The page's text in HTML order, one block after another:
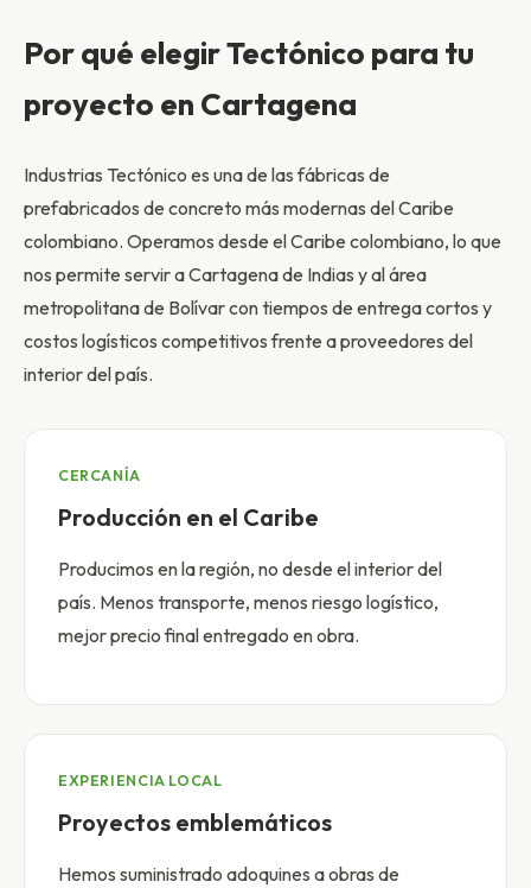
Por qué elegir Tectónico para tu
proyecto en Cartagena
Industrias Tectónico es una de las fábricas de
prefabricados de concreto más modernas del Caribe
colombiano. Operamos desde el Caribe colombiano, lo que
nos permite servir a Cartagena de Indias y al área
metropolitana de Bolívar con tiempos de entrega cortos y
costos logísticos competitivos frente a proveedores del
interior del país.
CERCANÍA
Producción en el Caribe
Producimos en la región, no desde el interior del
país. Menos transporte, menos riesgo logístico,
mejor precio final entregado en obra.
EXPERIENCIA LOCAL
Proyectos emblemáticos
Hemos suministrado adoquines a obras de